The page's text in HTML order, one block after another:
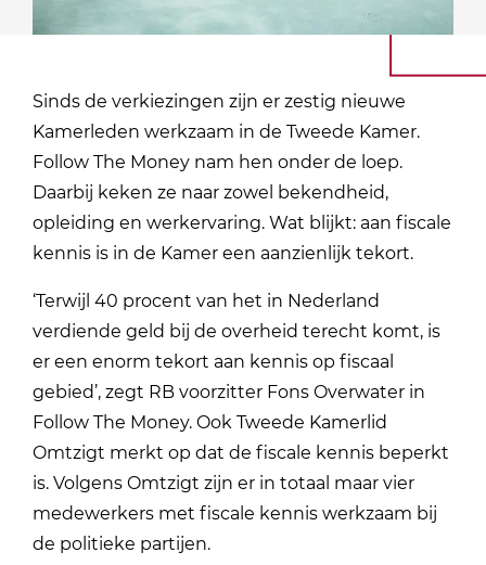
Sinds de verkiezingen zijn er zestig nieuwe
Kamerleden werkzaam in de Tweede Kamer.
Follow The Money nam hen onder de loep.
Daarbij keken ze naar zowel bekendheid,
opleiding en werkervaring. Wat blijkt: aan fiscale
kennis is in de Kamer een aanzienlijk tekort.
‘Terwijl 40 procent van het in Nederland
verdiende geld bij de overheid terecht komt, is
er een enorm tekort aan kennis op fiscaal
gebied’, zegt RB voorzitter Fons Overwater in
Follow The Money. Ook Tweede Kamerlid
Omtzigt merkt op dat de fiscale kennis beperkt
is. Volgens Omtzigt zijn er in totaal maar vier
medewerkers met fiscale kennis werkzaam bij
de politieke partijen.